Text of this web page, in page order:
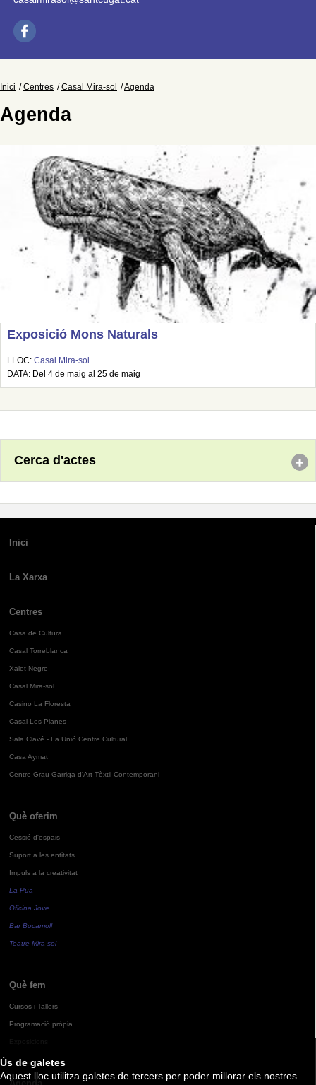
Ús de galetes
Aquest lloc utilitza galetes de tercers per poder millorar els nostres
Inici Centres Casal Mira-sol Agenda
Agenda
Exposició Mons Naturals
LLOC: Casal Mira-sol
DATA: Del 4 de maig al 25 de maig
Cerca d'actes
Inici
La Xarxa
Centres
Casa de Cultura
Casal Torreblanca
Xalet Negre
Casal Mira-sol
Casino La Floresta
Casal Les Planes
Sala Clavé - La Unió Centre Cultural
Casa Aymat
Centre Grau-Garriga d'Art Tèxtil Contemporani
Què oferim
Cessió d'espais
Suport a les entitats
Impuls a la creativitat
La Pua
Oficina Jove
Bar Bocamoll
Teatre Mira-sol
Què fem
Cursos i Tallers
Programació pròpia